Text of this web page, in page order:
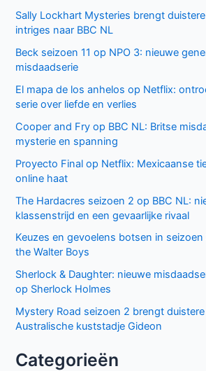
Sally Lockhart Mysteries brengt
intriges naar BBC NL
Beck seizoen 11 op NPO 3: nieuwe
misdaadserie
El mapa de los anhelos op Netflix:
serie over liefde en verlies
Cooper and Fry op BBC NL: Britse
mysterie en spanning
Proyecto Final op Netflix: Mexicaanse
online haat
The Hardacres seizoen 2 op BBC NL:
klassenstrijd en een gevaarlijke rivaal
Keuzes en gevoelens botsen in
the Walter Boys
Sherlock & Daughter: nieuwe
op Sherlock Holmes
Mystery Road seizoen 2 brengt
Australische kuststadje Gideon
Categorieën